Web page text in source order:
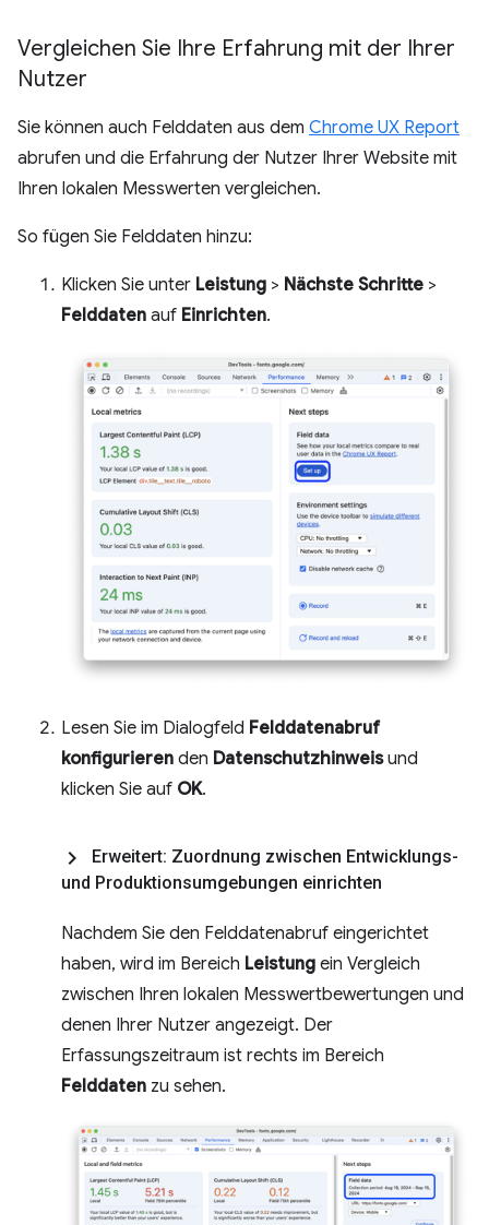
Vergleichen Sie Ihre Erfahrung mit der Ihrer
Nutzer
Sie können auch Felddaten aus dem Chrome UX Report
abrufen und die Erfahrung der Nutzer Ihrer Website mit
Ihren lokalen Messwerten vergleichen.
So fügen Sie Felddaten hinzu:
Klicken Sie unter Leistung > Nächste Schritte >
Felddaten auf Einrichten.
Lesen Sie im Dialogfeld Felddatenabruf
konfigurieren den Datenschutzhinweisund
klicken Sie auf OK.
Erweitert: Zuordnung zwischen Entwicklungs-
und Produktionsumgebungen einrichten
Nachdem Sie den Felddatenabruf eingerichtet
haben, wird im Bereich Leistung ein Vergleich
zwischen Ihren lokalen Messwertbewertungen und
denen Ihrer Nutzer angezeigt. Der
Erfassungszeitraum ist rechts im Bereich
Felddaten zu sehen.